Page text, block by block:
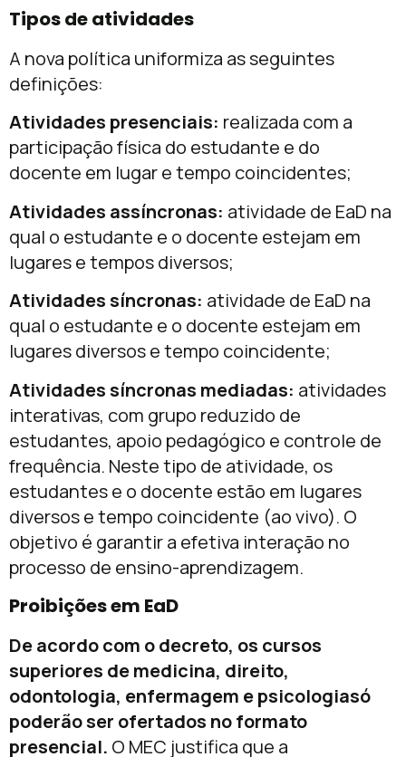
Tipos de atividades
A nova política uniformiza as seguintes
definições:
Atividades presenciais: realizada com a
participação física do estudante e do
docente em lugar e tempo coincidentes;
Atividades assíncronas: atividade de EaD na
qual o estudante e o docente estejam em
lugares e tempos diversos;
Atividades síncronas: atividade de EaD na
qual o estudante e o docente estejam em
lugares diversos e tempo coincidente;
Atividades síncronas mediadas: atividades
interativas, com grupo reduzido de
estudantes, apoio pedagógico e controle de
frequência. Neste tipo de atividade, os
estudantes e o docente estão em lugares
diversos e tempo coincidente (ao vivo). O
objetivo é garantir a efetiva interação no
processo de ensino-aprendizagem.
Proibições em EaD
De acordo com o decreto, os cursos
superiores de medicina, direito,
odontologia, enfermagem e psicologiasó
poderão ser ofertados no formato
presencial. O MEC justifica que a